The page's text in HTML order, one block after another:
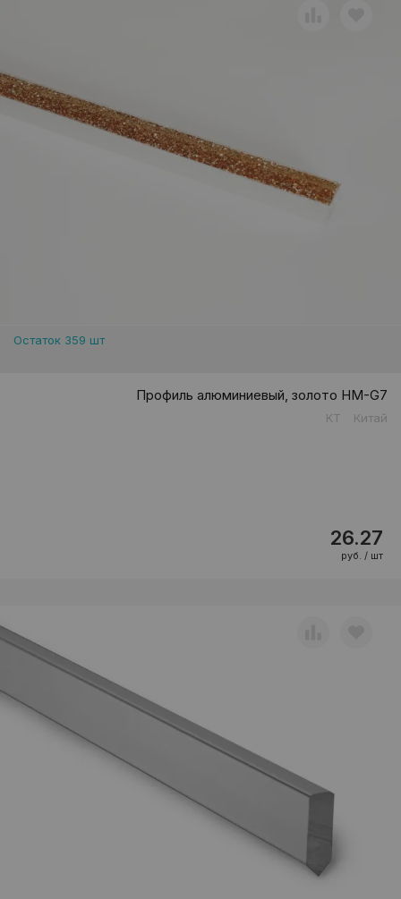
Остаток 359 шт
Профиль алюминиевый, золото HM-G7
KT Китай
26.27
руб. / шт